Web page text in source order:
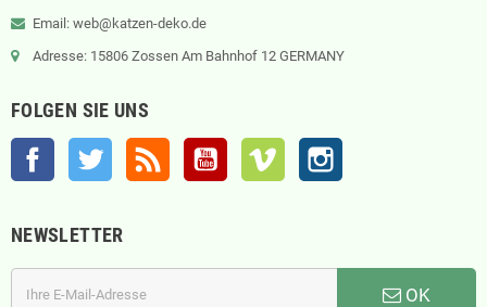
Email: web@katzen-deko.de
Adresse: 15806 Zossen Am Bahnhof 12 GERMANY
FOLGEN SIE UNS
Facebook Twitter RSS YouTube Vimeo
NEWSLETTER
OK